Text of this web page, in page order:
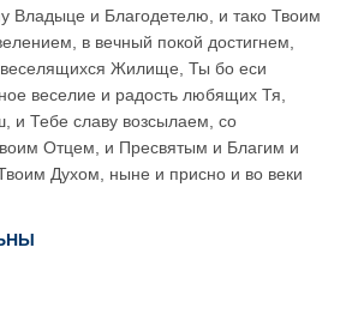
Владыце и Благодетелю, и тако Твоим
в вечный покой достигнем,
веселящихся Жилище, Ты бо еси
веселие и радость любящих Тя,
и Тебе славу возсылаем, со
Отцем, и Пресвятым и Благим и
Духом, ныне и присно и во веки